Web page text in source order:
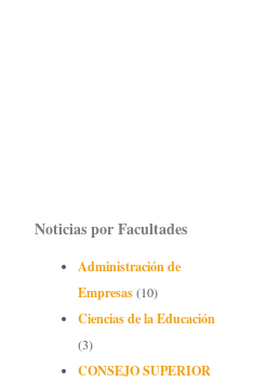
Noticias por Facultades
Administración de
Empresas(10)
Ciencias de la Educación
(3)
CONSEJO SUPERIOR